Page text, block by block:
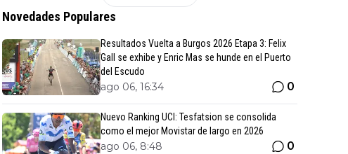
Novedades Populares
Resultados Vuelta a Burgos 2026 Etapa 3: Felix
Gall se exhibe y Enric Mas se hunde en el Puerto
del Escudo
ago 06, 16:34 0
Nuevo Ranking UCI: Tesfatsion se consolida
como el mejor Movistar de largo en 2026
ago 06, 8:48 0